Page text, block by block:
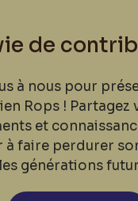
de
à nous pour
Rops ! Partagez
et
à faire perdurer
générations